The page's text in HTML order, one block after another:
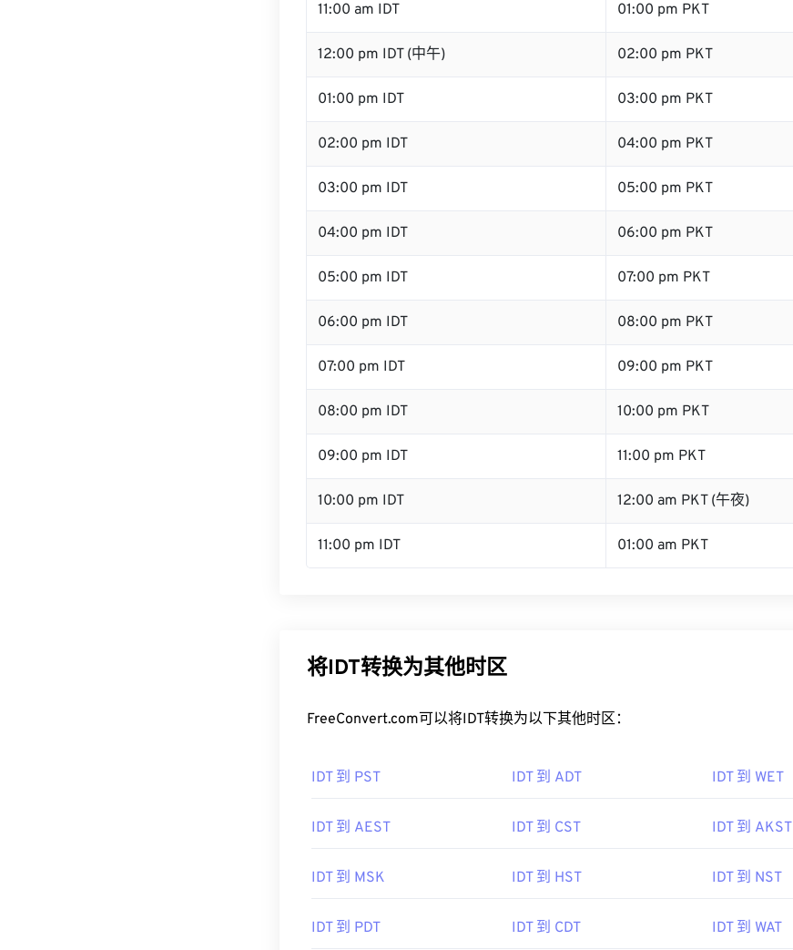
11:00 am IDT 01:00 pm PKT
12:00 pm IDT (中午) 02:00 pm PKT
01:00 pm IDT 03:00 pm PKT
02:00 pm IDT 04:00 pm PKT
03:00 pm IDT 05:00 pm PKT
04:00 pm IDT 06:00 pm PKT
05:00 pm IDT 07:00 pm PKT
06:00 pm IDT 08:00 pm PKT
07:00 pm IDT 09:00 pm PKT
08:00 pm IDT 10:00 pm PKT
09:00 pm IDT 11:00 pm PKT
10:00 pm IDT 12:00 am PKT (午夜)
11:00 pm IDT 01:00 am PKT
将IDT转换为其他时区
FreeConvert.com可以将IDT转换为以下其他时区：
IDT 到 PST IDT 到 ADT IDT 到 WET
IDT 到 AEST IDT 到 CST IDT 到 AKST
IDT 到 MSK IDT 到 HST IDT 到 NST
IDT 到 PDT IDT 到 CDT IDT 到 WAT